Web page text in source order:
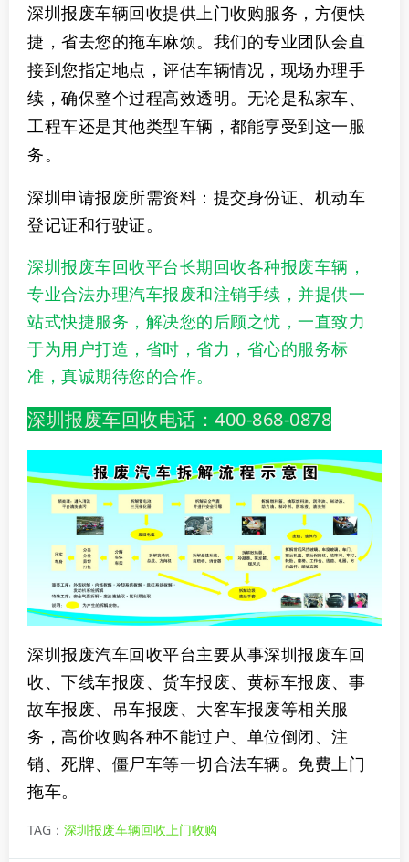
深圳报废车辆回收提供上门收购服务，方便快
捷，省去您的拖车麻烦。我们的专业团队会直
接到您指定地点，评估车辆情况，现场办理手
续，确保整个过程高效透明。无论是私家车、
工程车还是其他类型车辆，都能享受到这一服
务。
深圳申请报废所需资料： 提交身份证、机动车
登记证和行驶证。
深圳报废车回收平台长期回收各种报废车辆，
专业合法办理汽车报废和注销手续，并提供一
站式快捷服务，解决您的后顾之忧，一直致力
于为用户打造，省时，省力，省心的服务标
准，真诚期待您的合作。
深圳报废车回收电话：400-868-0878
深圳报废汽车回收平台主要从事深圳报废车回
收、下线车报废、货车报废、黄标车报废、事
故车报废、吊车报废、大客车报废等相关服
务，高价收购各种不能过户、单位倒闭、注
销、死牌、僵尸车等一切合法车辆。免费上门
拖车。
TAG： 深圳报废车辆回收上门收购